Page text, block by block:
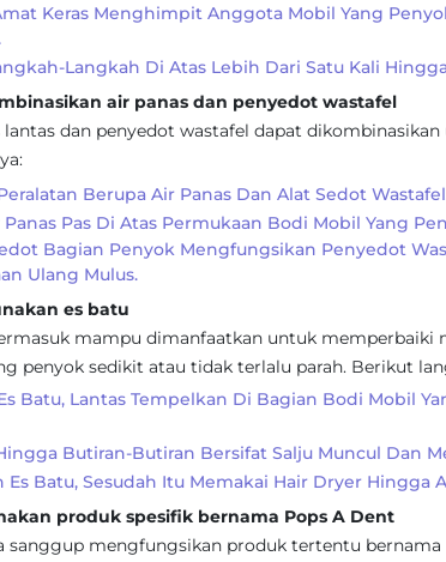
Keras Menghimpit Anggota Mobil Yang
Langkah Di Atas Lebih Dari Satu Kali
air panas dan penyedot wastafel
lantas dan penyedot wastafel dapat
Berupa Air Panas Dan Alat Sedot
Panas Pas Di Atas Permukaan Bodi Mobil Yang
Bagian Penyok Mengfungsikan Penyedot
Ulang Mulus.
es batu
mampu dimanfaatkan untuk memperbaiki
penyok sedikit atau tidak terlalu parah. Berikut
Batu, Lantas Tempelkan Di Bagian Bodi Mobil
Butiran-Butiran Bersifat Salju Muncul Dan
Es Batu, Sesudah Itu Memakai Hair Dryer
produk spesifik bernama Pops A Dent
sanggup mengfungsikan produk tertentu